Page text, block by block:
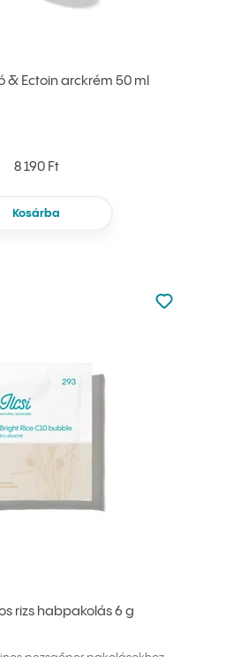
& Ectoin arckrém 50 ml
8 190 Ft
Kosárba
rizs habpakolás 6 g
Nincsen
Hozzáadás